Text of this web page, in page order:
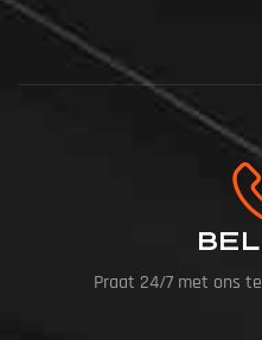
Praat 24/7 met ons